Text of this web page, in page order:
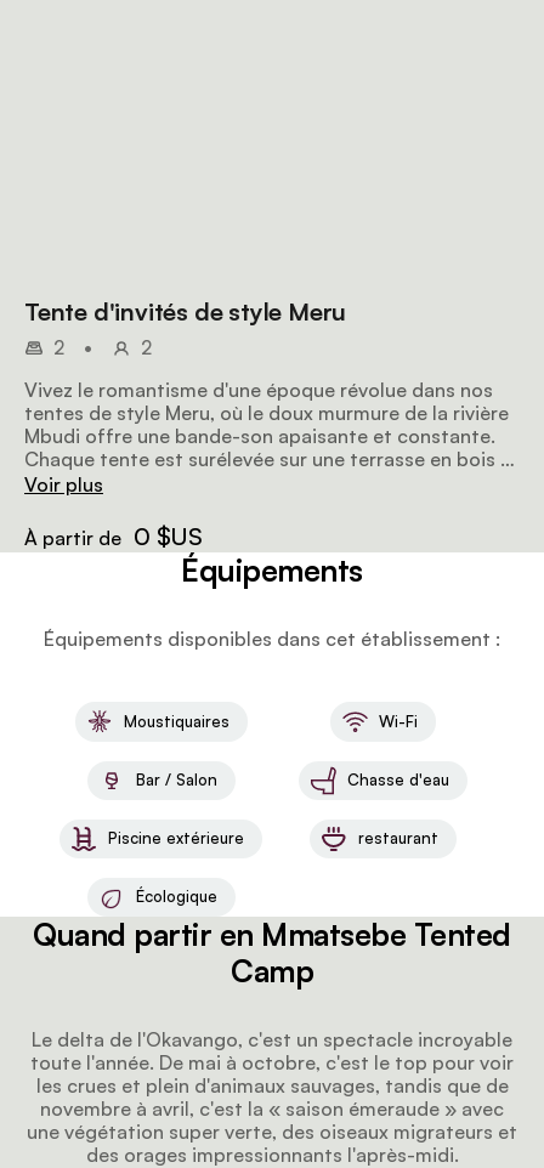
Tente d'invités de style Meru
2 •
2
Vivez le romantisme d'une époque révolue dans nos
tentes de style Meru, où le doux murmure de la rivière
Mbudi offre une bande-son apaisante et constante.
Chaque tente est surélevée sur une terrasse en bois et
dispose de draps de haute qualité, de meubles
perfection luxe et nature sauvage. Sortez sur votre
véranda privée pour observer les éléphants s'abreuver
à la rivière ou profitez simplement de la sérénité des
Voir plus
À partir de 0 $US
Équipements
Équipements disponibles dans cet établissement :
Moustiquaires Wi-Fi
Bar / Salon Chasse d'eau
Piscine extérieure restaurant
Écologique
Quand partir en Mmatsebe Tented
Camp
Le delta de l'Okavango, c'est un spectacle incroyable
toute l'année. De mai à octobre, c'est le top pour voir
les crues et plein d'animaux sauvages, tandis que de
novembre à avril, c'est la « saison émeraude » avec
une végétation super verte, des oiseaux migrateurs et
des orages impressionnants l'après-midi.